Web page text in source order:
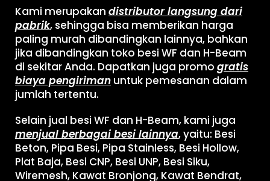
Kami merupakan distributor langsung dari
pabrik, sehingga bisa memberikan harga
paling murah dibandingkan lainnya, bahkan
jika dibandingkan toko besi WF dan H-Beam
di sekitar Anda. Dapatkan juga promo gratis
biaya pengiriman untuk pemesanan dalam
jumlah tertentu.
Selain jual besi WF dan H-Beam, kami juga
menjual berbagai besi lainnya, yaitu: Besi
Beton, Pipa Besi, Pipa Stainless, Besi Hollow,
Plat Baja, Besi CNP, Besi UNP, Besi Siku,
Wiremesh, Kawat Bronjong, Kawat Bendrat,